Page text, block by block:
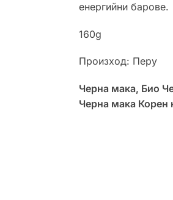
енергийни барове.
160g
Произход: Перу
Черна мака, Био
Черна мака Корен